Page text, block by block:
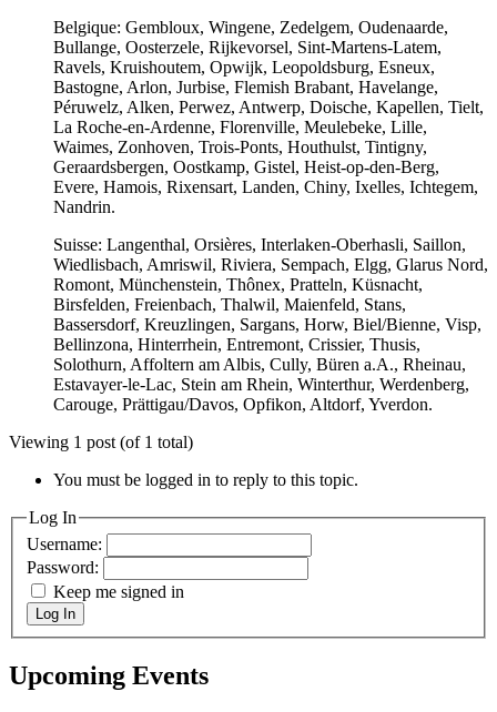
Belgique: Gembloux, Wingene, Zedelgem, Oudenaarde,
Bullange, Oosterzele, Rijkevorsel, Sint-Martens-Latem,
Ravels, Kruishoutem, Opwijk, Leopoldsburg, Esneux,
Bastogne, Arlon, Jurbise, Flemish Brabant, Havelange,
Péruwelz, Alken, Perwez, Antwerp, Doische, Kapellen, Tielt,
La Roche-en-Ardenne, Florenville, Meulebeke, Lille,
Waimes, Zonhoven, Trois-Ponts, Houthulst, Tintigny,
Geraardsbergen, Oostkamp, Gistel, Heist-op-den-Berg,
Evere, Hamois, Rixensart, Landen, Chiny, Ixelles, Ichtegem,
Nandrin.
Suisse: Langenthal, Orsières, Interlaken-Oberhasli, Saillon,
Wiedlisbach, Amriswil, Riviera, Sempach, Elgg, Glarus Nord,
Romont, Münchenstein, Thônex, Pratteln, Küsnacht,
Birsfelden, Freienbach, Thalwil, Maienfeld, Stans,
Bassersdorf, Kreuzlingen, Sargans, Horw, Biel/Bienne, Visp,
Bellinzona, Hinterrhein, Entremont, Crissier, Thusis,
Solothurn, Affoltern am Albis, Cully, Büren a.A., Rheinau,
Estavayer-le-Lac, Stein am Rhein, Winterthur, Werdenberg,
Carouge, Prättigau/Davos, Opfikon, Altdorf, Yverdon.
Viewing 1 post (of 1 total)
You must be logged in to reply to this topic.
Log In
Username:
Password:
Keep me signed in
Log In
Upcoming Events